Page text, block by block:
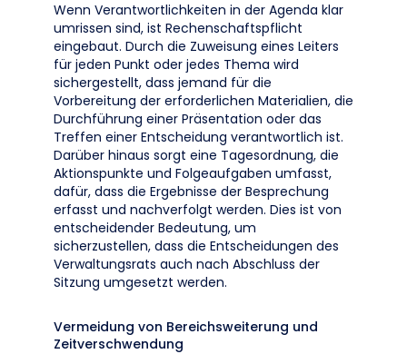
Wenn Verantwortlichkeiten in der Agenda klar
umrissen sind, ist Rechenschaftspflicht
eingebaut. Durch die Zuweisung eines Leiters
für jeden Punkt oder jedes Thema wird
sichergestellt, dass jemand für die
Vorbereitung der erforderlichen Materialien, die
Durchführung einer Präsentation oder das
Treffen einer Entscheidung verantwortlich ist.
Darüber hinaus sorgt eine Tagesordnung, die
Aktionspunkte und Folgeaufgaben umfasst,
dafür, dass die Ergebnisse der Besprechung
erfasst und nachverfolgt werden. Dies ist von
entscheidender Bedeutung, um
sicherzustellen, dass die Entscheidungen des
Verwaltungsrats auch nach Abschluss der
Sitzung umgesetzt werden.
Vermeidung von Bereichsweiterung und
Zeitverschwendung